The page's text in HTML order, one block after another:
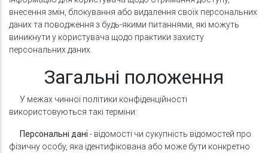
внесення змін, блокування або видалення своїх персональних
даних та поводження з будь-якими питаннями, які можуть
виникнути у користувача щодо практики захисту
персональних даних.
Загальні положення
У межах чинної політики конфіденційності
використовуються такі терміни:
Персональні дані - відомості чи сукупність відомостей про
фізичну особу, яка ідентифікована або може бути конкретно